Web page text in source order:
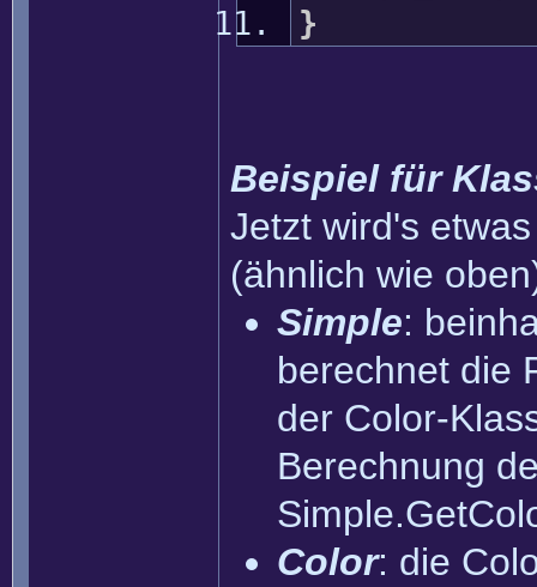
}
Beispiel für
Jetzt wird's
(ähnlich wie
Simple:
berechnet die
der Color-
Berechnung
Color: die